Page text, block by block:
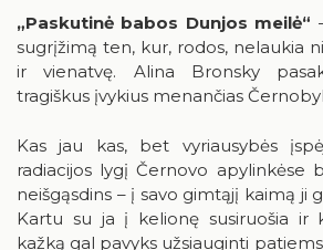
Birštonas medijose
Knygų rekomendacijos
Muzikos įrašai, filmai
Žaidimai
„Paskutinė babos Dunjos meilė“
sugrįžimą ten, kur, rodos, nelaukia
ir vienatvę. Alina Bronsky
tragiškus įvykius menančias
Kas jau kas, bet vyriausybės
radiacijos lygį Černovo apylinkėse
neišgąsdins – į savo gimtąjį kaimą ji
Kartu su ja į kelionę susiruošia ir
kažką gal pavyks užsiauginti